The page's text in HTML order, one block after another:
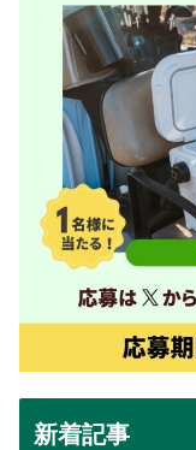
新着記事